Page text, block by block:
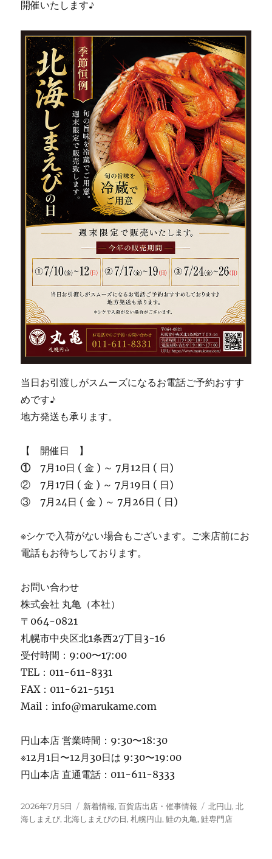
開催いたします♪
当日お引渡しがスムーズになるお電話ご予約おすす
めです♪
地方発送も承ります。
【 開催日 】
①7月10日 ( 金 ) ～ 7月12日 ( 日)
② 7月17日 ( 金 ) ～ 7月19日 ( 日)
③ 7月24日 ( 金 ) ～ 7月26日 ( 日)
※シケで入荷がない場合もございます。ご来店前にお
電話もお待ちしております。
お問い合わせ
株式会社 丸亀（本社）
〒064-0821
札幌市中央区北1条西27丁目3-16
受付時間：9:00〜17:00
TEL：011-611-8331
FAX：011-621-5151
Mail：info@marukame.com
円山本店 営業時間：9:30〜18:30
※12月1日〜12月30日は 9:30〜19:00
円山本店 直通電話：011-611-8333
投
稿
2026年7月5日
カ
テ
新着情報,百貨店出店・催事情報
タ
グ
北円山,北
海しまえび,北海しまえびの日,札幌円山,鮭の丸亀,鮭専門店